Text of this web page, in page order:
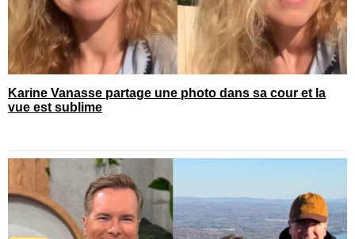
Karine Vanasse partage une photo dans sa cour et la
vue est sublime